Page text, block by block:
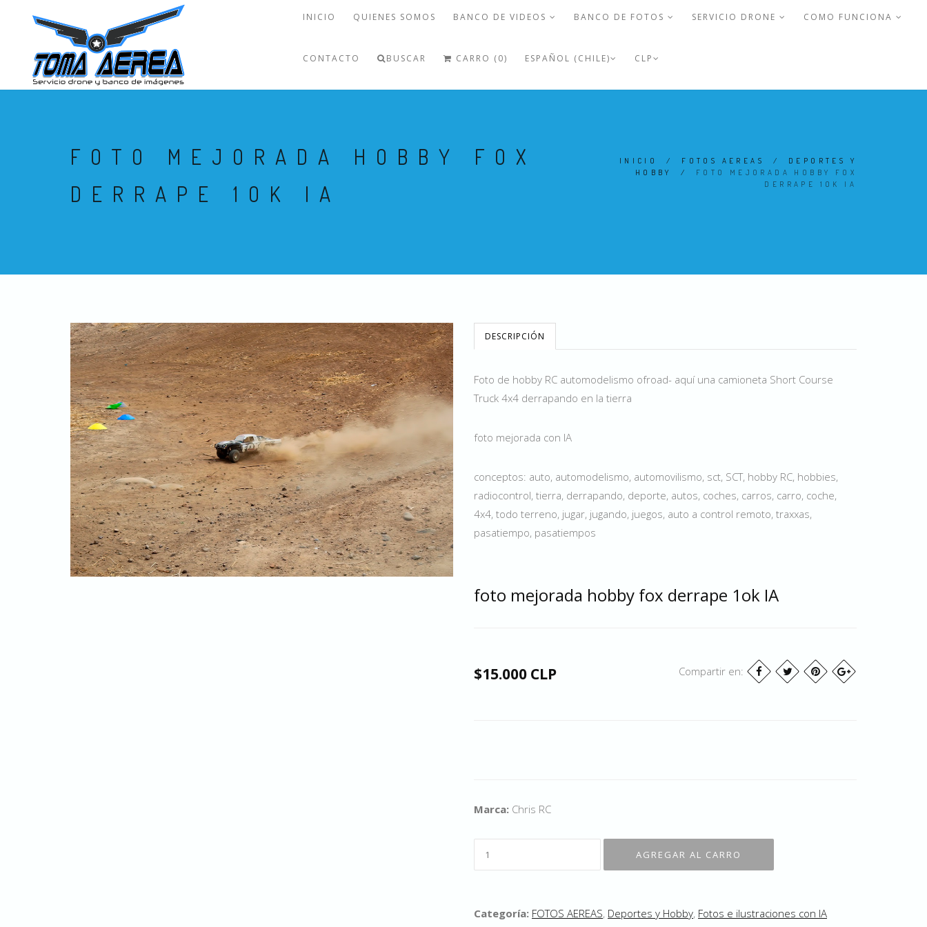
INICIO QUIENES SOMOS BANCO DE VIDEOS BANCO DE FOTOS SERVICIO DRONE COMO FUNCIONA
CONTACTO BUSCAR CARRO (0) ESPAÑOL (CHILE) CLP
FOTO MEJORADA HOBBY FOX
DERRAPE 1OK IA
INICIO / FOTOS AEREAS / DEPORTES Y
HOBBY
/ FOTO MEJORADA HOBBY FOX
DERRAPE 1OK IA
DESCRIPCIÓN
Foto de hobby RC automodelismo ofroad- aquí una camioneta Short Course
Truck 4x4 derrapando en la tierra
foto mejorada con IA
conceptos: auto, automodelismo, automovilismo, sct, SCT, hobby RC, hobbies,
radiocontrol, tierra, derrapando, deporte, autos, coches, carros, carro, coche,
4x4, todo terreno, jugar, jugando, juegos, auto a control remoto, traxxas,
pasatiempo, pasatiempos
foto mejorada hobby fox derrape 1ok IA
$15.000 CLP Compartir en:
Marca: Chris RC
Categoría: FOTOS AEREAS, Deportes y Hobby, Fotos e ilustraciones con IA